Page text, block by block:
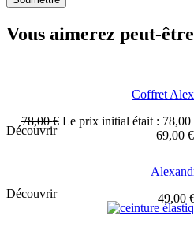
Vous aimerez peut-
Coffret
78,00€ Le prix initial était : 78,00
69,00
Découvrir
49,00
Découvrir